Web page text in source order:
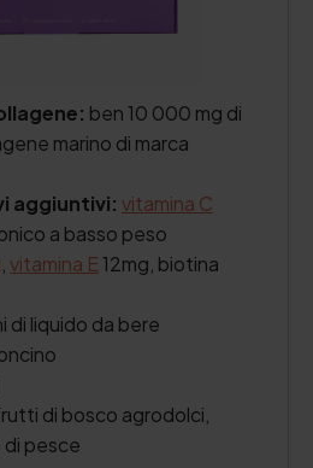
ben 10 000 mg di
marino di marca
aggiuntivi: vitamina C
a basso peso
,vitamina E12mg, biotina
di liquido da bere
di bosco agrodolci,
pesce